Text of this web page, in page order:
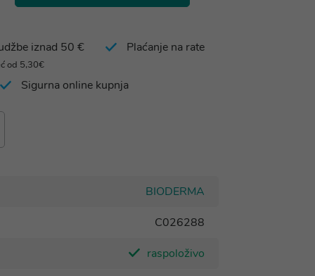
iznad 50 €
od 5,30€
Plaćanje na rate
Sigurna online kupnja
BIODERMA
C026288
raspoloživo